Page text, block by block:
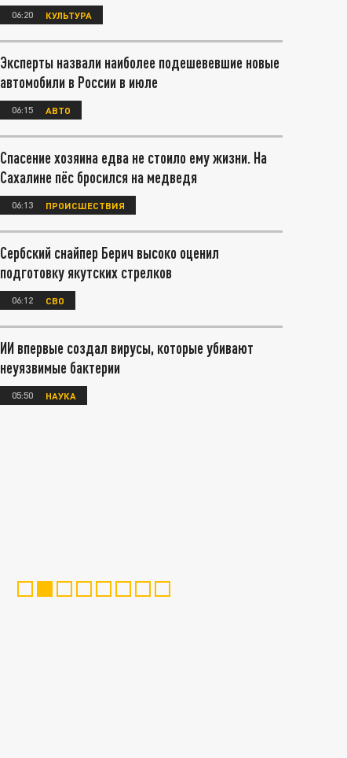
06:20 КУЛЬТУРА
Эксперты назвали наиболее подешевевшие новые
автомобили в России в июле
06:15 АВТО
Спасение хозяина едва не стоило ему жизни. На
Сахалине пёс бросился на медведя
06:13 ПРОИСШЕСТВИЯ
Сербский снайпер Берич высоко оценил
подготовку якутских стрелков
06:12 СВО
ИИ впервые создал вирусы, которые убивают
неуязвимые бактерии
05:50 НАУКА